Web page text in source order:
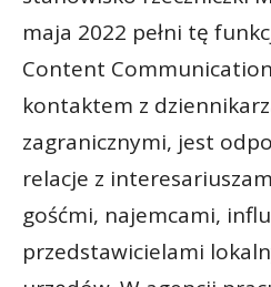
maja 2022 pełni tę
Content
kontaktem z
zagranicznymi, jest
relacje z
gośćmi, najemcami,
przedstawicielami